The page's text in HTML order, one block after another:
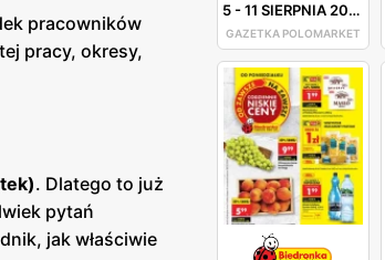
5-11 SIERPNIA 2026
GAZETKA POLOMARKET
pracowników
pracy, okresy,
. Dlatego to już
pytań
jak właściwie